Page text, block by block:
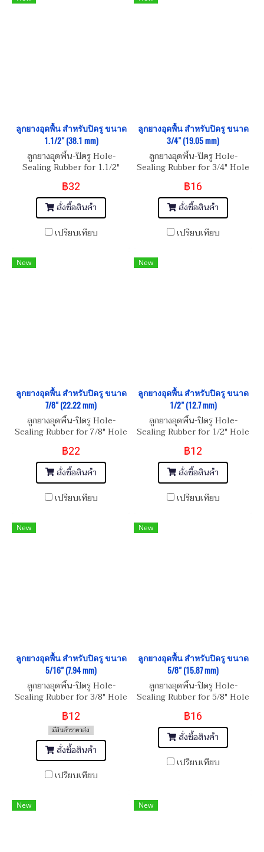
ลูกยางอุดพื้น สำหรับปิดรู ขนาด
1.1/2" (38.1 mm)
ลูกยางอุดพื้น-ปิดรู Hole-
Sealing Rubber for 1.1/2"
Hole
฿32
สั่งซื้อสินค้า
เปรียบเทียบ
ลูกยางอุดพื้น สำหรับปิดรู ขนาด
3/4" (19.05 mm)
ลูกยางอุดพื้น-ปิดรู Hole-
Sealing Rubber for 3/4" Hole
฿16
สั่งซื้อสินค้า
เปรียบเทียบ
New
ลูกยางอุดพื้น สำหรับปิดรู ขนาด
7/8" (22.22 mm)
ลูกยางอุดพื้น-ปิดรู Hole-
Sealing Rubber for 7/8" Hole
฿22
สั่งซื้อสินค้า
เปรียบเทียบ
New
ลูกยางอุดพื้น สำหรับปิดรู ขนาด
1/2" (12.7 mm)
ลูกยางอุดพื้น-ปิดรู Hole-
Sealing Rubber for 1/2" Hole
฿12
สั่งซื้อสินค้า
เปรียบเทียบ
New
ลูกยางอุดพื้น สำหรับปิดรู ขนาด
5/16" (7.94 mm)
ลูกยางอุดพื้น-ปิดรู Hole-
Sealing Rubber for 3/8" Hole
฿12
มีสินค้าราคาส่ง
สั่งซื้อสินค้า
เปรียบเทียบ
New
ลูกยางอุดพื้น สำหรับปิดรู ขนาด
5/8" (15.87 mm)
ลูกยางอุดพื้น-ปิดรู Hole-
Sealing Rubber for 5/8" Hole
฿16
สั่งซื้อสินค้า
เปรียบเทียบ
New New